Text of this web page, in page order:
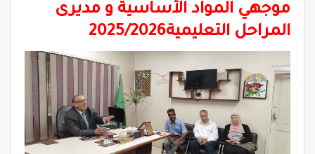
موجهي المواد الأساسية و مديرى
المراحل التعليمية2025/2026